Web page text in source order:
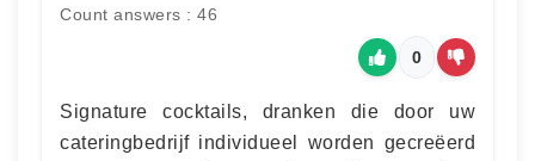
Count answers : 46
0
Signature cocktails, dranken die door uw
cateringbedrijf individueel worden gecreëerd